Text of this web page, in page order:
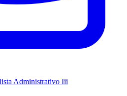
Administrativo Iii